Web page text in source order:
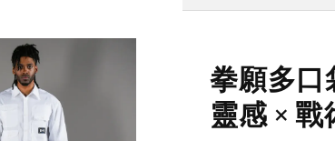
拳願多口
靈感 ×